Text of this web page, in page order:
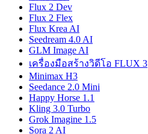
Flux 2 Dev
Flux 2 Flex
Flux Krea AI
Seedream 4.0 AI
GLM Image AI
เครื่องมือสร้างวิดีโอ FLUX 3
Minimax H3
Seedance 2.0 Mini
Happy Horse 1.1
Kling 3.0 Turbo
Grok Imagine 1.5
Sora 2 AI